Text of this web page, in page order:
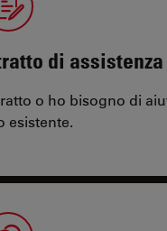
di assistenza
o ho bisogno di
esistente.